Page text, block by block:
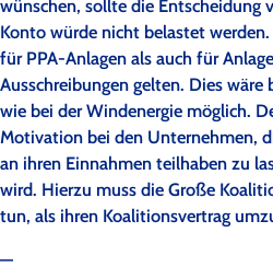
wünschen, sollte die Entscheidung
Konto würde nicht belastet
für PPA-Anlagen als auch für
Ausschreibungen gelten. Dies
wie bei der Windenergie möglich.
Motivation bei den Unternehmen,
an ihren Einnahmen teilhaben zu
wird. Hierzu muss die Große
tun, als ihren Koalitionsvertrag
—